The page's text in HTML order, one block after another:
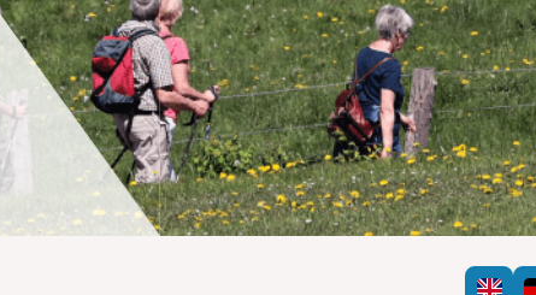
a
m
p
o
i